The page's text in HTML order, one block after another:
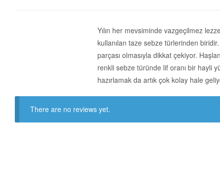
Yılın her mevsiminde vazgeçilmez
kullanılan taze sebze türlerinden
parçası olmasıyla dikkat çekiyor.
renkli sebze türünde lif oranı bir hayli
hazırlamak da artık çok kolay hale
There are no reviews yet.